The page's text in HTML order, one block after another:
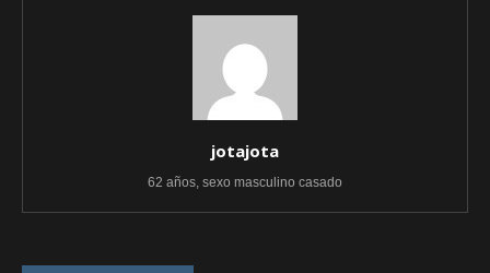
jotajota
62 años, sexo masculino casado